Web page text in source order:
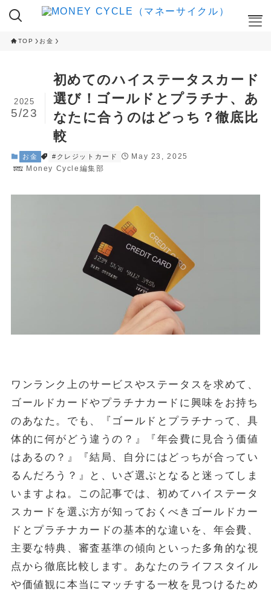
ここが知りたい
iDeCo
RANKING
クレカ積立ランキング
NISA 投資信託ランキング
ハイステータスカード 入会キャンペーン
ネット証券 新規口座開設キャンペーン
金・プラチナ買取相場
Vintage Watch Market
etc.
NEW
April 20, 2026 シニア
50代・60代の健康投資｜株主優待で「外出のきっかけ」を作る5
銘柄
April 15, 2026 投資・資産運用
ヴィンテージウォッチを「資産」として持つという選択
50代・60代の物価高対策｜株主優待で食費と日用品を賢く浮かせ
る活用術
POPULAR
TOP お金
初めてのハイステータスカード
選び！ゴールドとプラチナ、あ
なたに合うのはどっち？徹底比
較
2025
5/23
お金 #クレジットカード
May 23, 2025
Money Cycle編集部
ワンランク上のサービスやステータスを求めて、
ゴールドカードやプラチナカードに興味をお持ち
のあなた。でも、『ゴールドとプラチナって、具
体的に何がどう違うの？』『年会費に見合う価値
はあるの？』『結局、自分にはどっちが合ってい
るんだろう？』と、いざ選ぶとなると迷ってしま
いますよね。この記事では、初めてハイステータ
スカードを選ぶ方が知っておくべきゴールドカー
ドとプラチナカードの基本的な違いを、年会費、
主要な特典、審査基準の傾向といった多角的な視
点から徹底比較します。あなたのライフスタイル
や価値観に本当にマッチする一枚を見つけるため